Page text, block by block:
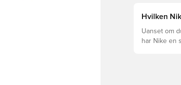
forskellige
Hvilken
Uanset om
har Nike en